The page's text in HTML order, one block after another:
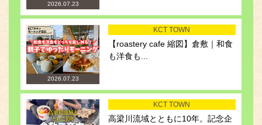
2026.07.23
2026.07.23
KCT TOWN
【roastery cafe 縮図】倉敷｜和食
も洋食も...
KCT TOWN
高梁川流域とともに10年。記念企